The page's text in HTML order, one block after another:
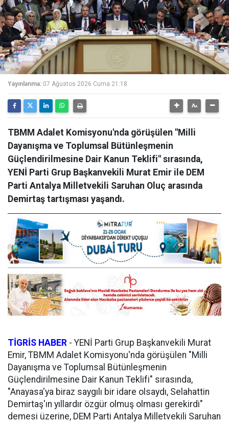
Yayınlanma: 07 Ağustos 2026 Cuma 21:18
TBMM Adalet Komisyonu'nda görüşülen "Milli
Dayanışma ve Toplumsal Bütünleşmenin
Güçlendirilmesine Dair Kanun Teklifi" sırasında,
YENİ Parti Grup Başkanvekili Murat Emir ile DEM
Parti Antalya Milletvekili Saruhan Oluç arasında
Demirtaş tartışması yaşandı.
TİGRİS HABER - YENİ Parti Grup Başkanvekili Murat
Emir, TBMM Adalet Komisyonu'nda görüşülen "Milli
Dayanışma ve Toplumsal Bütünleşmenin
Güçlendirilmesine Dair Kanun Teklifi" sırasında,
"Anayasa'ya biraz saygılı bir idare olsaydı, Selahattin
Demirtaş'ın yıllardır özgür olmuş olması gerekirdi"
demesi üzerine, DEM Parti Antalya Milletvekili Saruhan